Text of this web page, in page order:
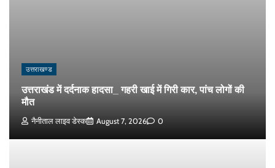
उत्तराखण्ड
उत्तराखंड में दर्दनाक हादसा_ गहरी खाई में गिरी कार, पांच लोगों की
मौत
नैनीताल लाइव डेस्क August 7, 2026 0